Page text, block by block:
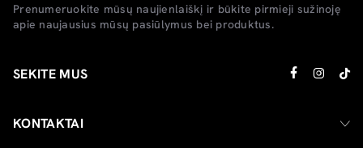
Prenumeruokite mūsų naujienlaiškį ir būkite pirmieji sužinoję
apie naujausius mūsų pasiūlymus bei produktus.
SEKITE MUS
KONTAKTAI